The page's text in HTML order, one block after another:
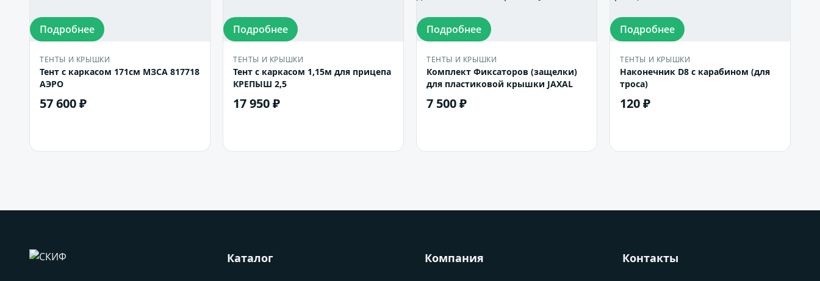
Подробнее
ТЕНТЫ И КРЫШКИ
Тент с каркасом 171см МЗСА 817718
АЭРО
57 600 ₽
Подробнее
ТЕНТЫ И КРЫШКИ
Тент с каркасом 1,15м для прицепа
КРЕПЫШ 2,5
17 950 ₽
Подробнее
ТЕНТЫ И КРЫШКИ
Комплект Фиксаторов (защелки)
для пластиковой крышки JAXAL
7 500 ₽
Подробнее
ТЕНТЫ И КРЫШКИ
Наконечник D8 с карабином (для
троса)
120 ₽
Каталог Компания Контакты